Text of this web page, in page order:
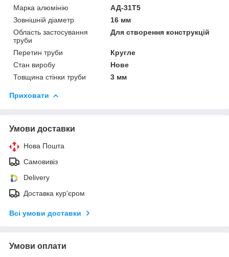
Марка алюмінію
АД-31Т5
Зовнішній діаметр
16 мм
Область застосування
труби
Для створення конструкцій
Перетин труби
Кругле
Стан виробу
Нове
Товщина стінки труби
3 мм
Приховати
Умови доставки
Нова Пошта
Самовивіз
Delivery
Доставка кур'єром
Всі умови доставки
Умови оплати